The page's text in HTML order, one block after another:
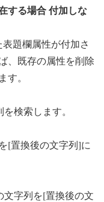
する場合 付加しな
題欄属性が付加さ
、既存の属性を削除
。
検索します。
[置換後の文字列]に
字列を[置換後の文